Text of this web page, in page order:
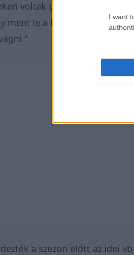
I want
voltak problémái. Ez
ment le a huszonkettőből,
a szezon előtt az idei